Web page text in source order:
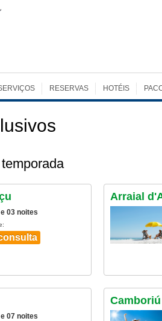
RESERVAS HOTÉIS
03 noites
Arraial
07 noites